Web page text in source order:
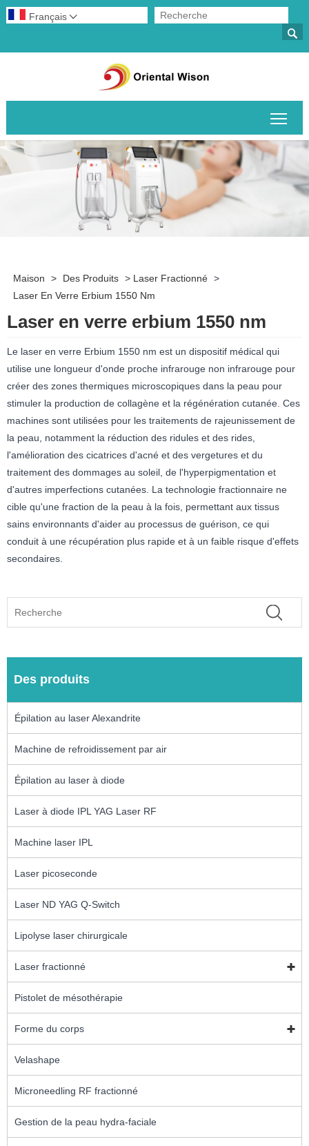

Français 
Maison > Des Produits > Laser Fractionné >
Laser En Verre Erbium 1550 Nm
Laser en verre erbium 1550 nm
Le laser en verre Erbium 1550 nm est un dispositif médical qui
utilise une longueur d'onde proche infrarouge non infrarouge pour
créer des zones thermiques microscopiques dans la peau pour
stimuler la production de collagène et la régénération cutanée. Ces
machines sont utilisées pour les traitements de rajeunissement de
la peau, notamment la réduction des ridules et des rides,
l'amélioration des cicatrices d'acné et des vergetures et du
traitement des dommages au soleil, de l'hyperpigmentation et
d'autres imperfections cutanées. La technologie fractionnaire ne
cible qu'une fraction de la peau à la fois, permettant aux tissus
sains environnants d'aider au processus de guérison, ce qui
conduit à une récupération plus rapide et à un faible risque d'effets
secondaires.
Des produits
Épilation au laser Alexandrite
Machine de refroidissement par air
Épilation au laser à diode
Laser à diode IPL YAG Laser RF
Machine laser IPL
Laser picoseconde
Laser ND YAG Q-Switch
Lipolyse laser chirurgicale
Laser fractionné
Pistolet de mésothérapie
Forme du corps
Velashape
Microneedling RF fractionné
Gestion de la peau hydra-faciale